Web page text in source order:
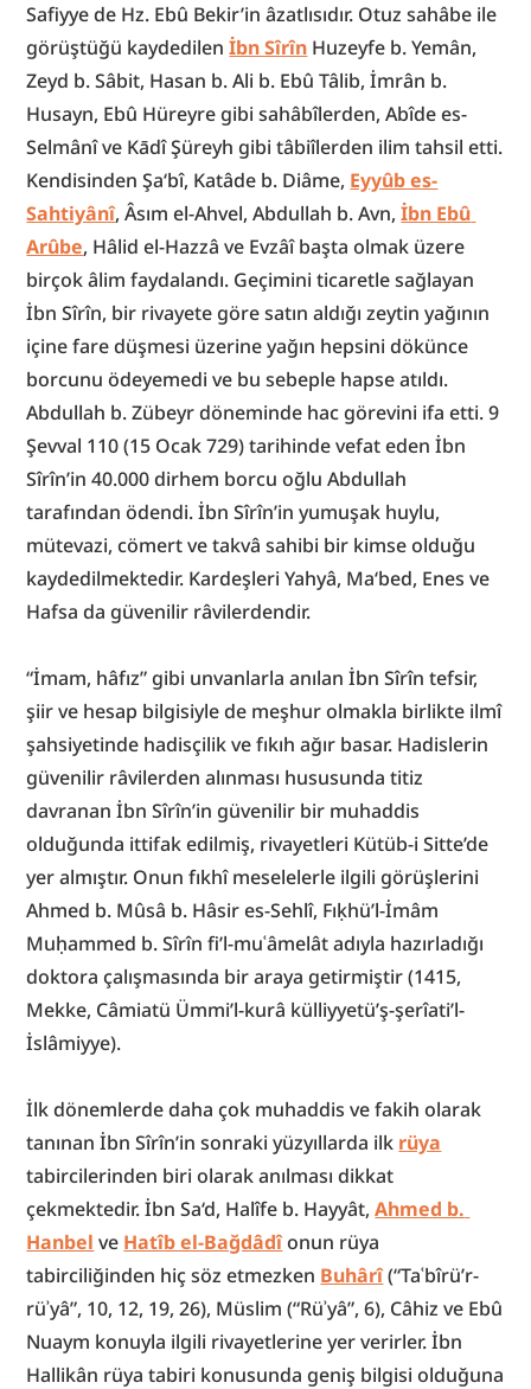
Safiyye de Hz. Ebû Bekir’in âzatlısıdır. Otuz sahâbe ile
görüştüğü kaydedilen İbn Sîrîn Huzeyfe b. Yemân,
Zeyd b. Sâbit, Hasan b. Ali b. Ebû Tâlib, İmrân b.
Husayn, Ebû Hüreyre gibi sahâbîlerden, Abîde es-
Selmânî ve Kādî Şüreyh gibi tâbiîlerden ilim tahsil etti.
Kendisinden Şa‘bî, Katâde b. Diâme, Eyyûb es-
Sahtiyânî, Âsım el-Ahvel, Abdullah b. Avn, İbn Ebû
Arûbe, Hâlid el-Hazzâ ve Evzâî başta olmak üzere
birçok âlim faydalandı. Geçimini ticaretle sağlayan
İbn Sîrîn, bir rivayete göre satın aldığı zeytin yağının
içine fare düşmesi üzerine yağın hepsini dökünce
borcunu ödeyemedi ve bu sebeple hapse atıldı.
Abdullah b. Zübeyr döneminde hac görevini ifa etti. 9
Şevval 110 (15 Ocak 729) tarihinde vefat eden İbn
Sîrîn’in 40.000 dirhem borcu oğlu Abdullah
tarafından ödendi. İbn Sîrîn’in yumuşak huylu,
mütevazi, cömert ve takvâ sahibi bir kimse olduğu
kaydedilmektedir. Kardeşleri Yahyâ, Ma‘bed, Enes ve
Hafsa da güvenilir râvilerdendir.
“İmam, hâfız” gibi unvanlarla anılan İbn Sîrîn tefsir,
şiir ve hesap bilgisiyle de meşhur olmakla birlikte ilmî
şahsiyetinde hadisçilik ve fıkıh ağır basar. Hadislerin
güvenilir râvilerden alınması hususunda titiz
davranan İbn Sîrîn’in güvenilir bir muhaddis
olduğunda ittifak edilmiş, rivayetleri Kütüb-i Sitte’de
yer almıştır. Onun fıkhî meselelerle ilgili görüşlerini
Ahmed b. Mûsâ b. Hâsir es-Sehlî, Fıḳhü’l-İmâm
Muḥammed b. Sîrîn fi’l-muʿâmelât adıyla hazırladığı
doktora çalışmasında bir araya getirmiştir (1415,
Mekke, Câmiatü Ümmi’l-kurâ külliyyetü’ş-şerîati’l-
İslâmiyye).
İlk dönemlerde daha çok muhaddis ve fakih olarak
tanınan İbn Sîrîn’in sonraki yüzyıllarda ilk rüya
tabircilerinden biri olarak anılması dikkat
çekmektedir. İbn Sa‘d, Halîfe b. Hayyât, Ahmed b.
Hanbel ve Hatîb el-Bağdâdî onun rüya
tabirciliğinden hiç söz etmezken Buhârî (“Taʿbîrü’r-
rüʾyâ”, 10, 12, 19, 26), Müslim (“Rüʾyâ”, 6), Câhiz ve Ebû
Nuaym konuyla ilgili rivayetlerine yer verirler. İbn
Hallikân rüya tabiri konusunda geniş bilgisi olduğuna